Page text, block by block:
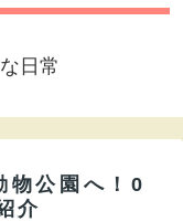
日常
物公園へ！0
介